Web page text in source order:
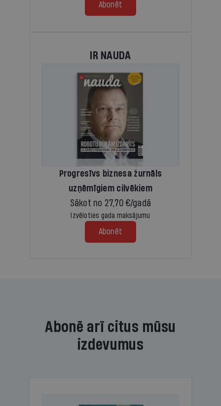
Abonēt
IR NAUDA
Progresīvs biznesa žurnāls
uzņēmīgiem cilvēkiem
Sākot no 27,70 €/gadā
Izvēloties gada maksājumu
Abonēt
Abonē arī citus mūsu
izdevumus